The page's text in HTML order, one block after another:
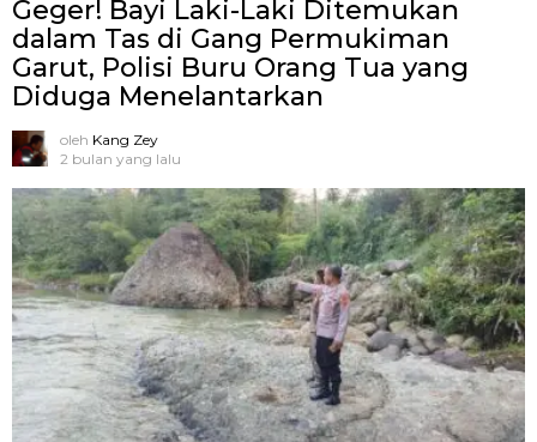
Geger! Bayi Laki-Laki Ditemukan
dalam Tas di Gang Permukiman
Garut, Polisi Buru Orang Tua yang
Diduga Menelantarkan
oleh Kang Zey
2 bulan yang lalu